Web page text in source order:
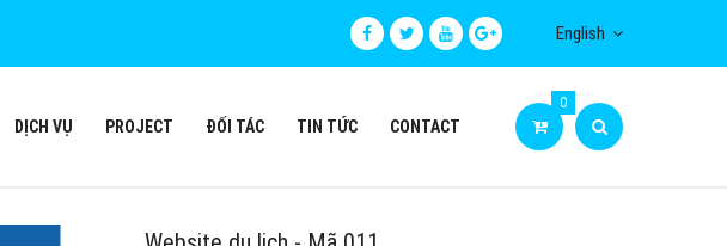
English
DỊCH VỤ PROJECT ĐỐI TÁC TIN TỨC CONTACT
0